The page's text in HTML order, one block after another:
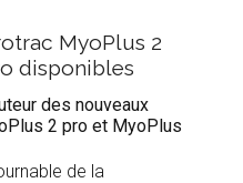
MyoPlus 2
disponibles
des nouveaux
2 pro et MyoPlus
de la